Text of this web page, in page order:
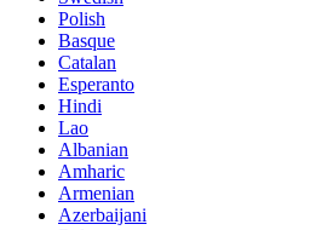
Polish
Basque
Catalan
Esperanto
Hindi
Lao
Albanian
Amharic
Armenian
Azerbaijani